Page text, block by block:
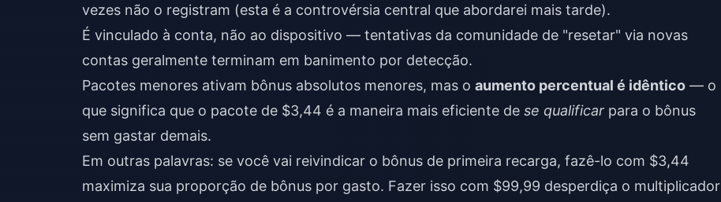
vezes não o registram (esta é a controvérsia central que abordarei mais tarde).
É vinculado à conta, não ao dispositivo — tentativas da comunidade de "resetar" via novas
contas geralmente terminam em banimento por detecção.
Pacotes menores ativam bônus absolutos menores, mas o aumento percentual é idêntico — o
que significa que o pacote de $3,44 é a maneira mais eficiente de se qualificar para o bônus
sem gastar demais.
Em outras palavras: se você vai reivindicar o bônus de primeira recarga, fazê-lo com $3,44
maximiza sua proporção de bônus por gasto. Fazer isso com $99,99 desperdiça o multiplicador